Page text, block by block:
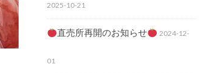
2025-10-21
直売所再開のお知らせ 2024-12-
01